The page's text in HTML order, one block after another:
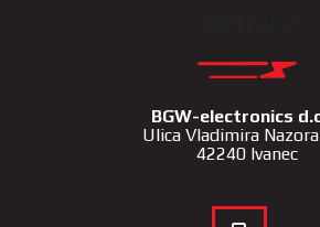
BGW-electronics
Ulica Vladimira
42240 Ivanec